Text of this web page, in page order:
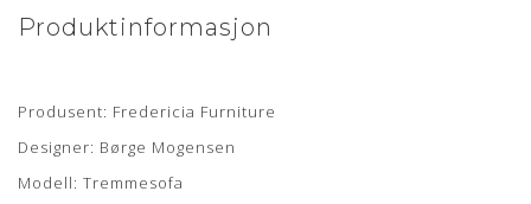
Produktinformasjon
Produsent: Fredericia Furniture
Designer: Børge Mogensen
Modell: Tremmesofa